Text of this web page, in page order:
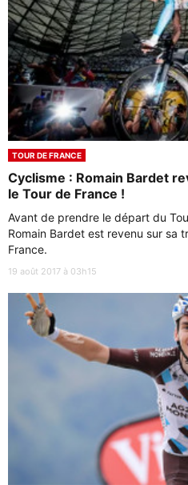
TOUR DE FRANCE
Cyclisme : Romain Bardet
le Tour de France !
Avant de prendre le départ du
Romain Bardet est revenu sur sa
France.
19 août 2017 à 03h15